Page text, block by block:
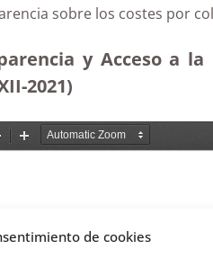
de cookies
sobre los costes por
y Acceso a
2021)